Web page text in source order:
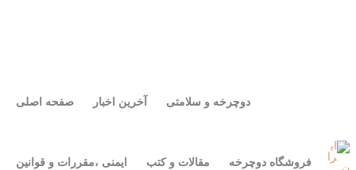
صفحه اصلی آخرین اخبار دوچرخه و سلامتی
ایمنی ،مقررات و قوانین مقالات و کتب فروشگاه دوچرخه